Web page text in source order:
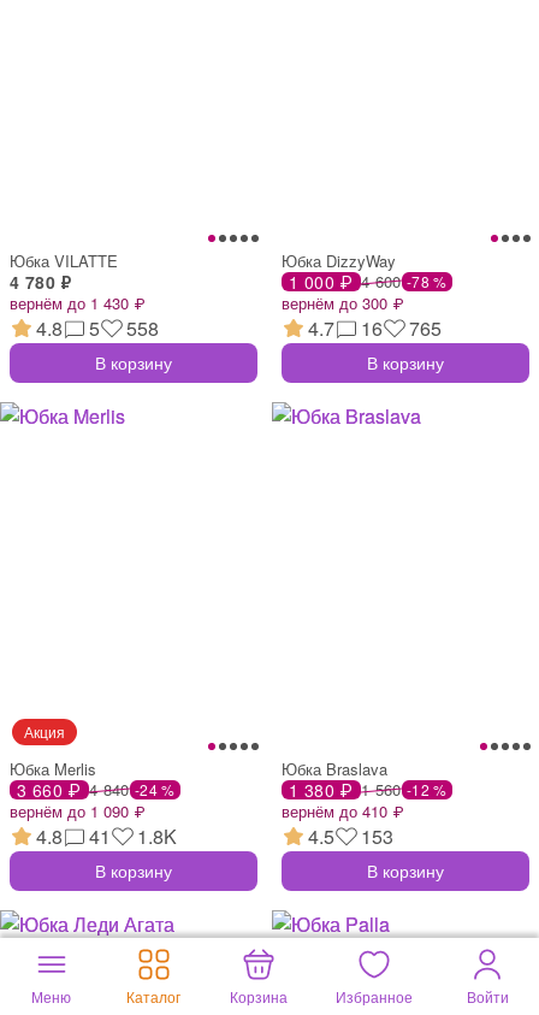
Юбка VILATTE
4 780 ₽
вернём до 1 430 ₽
4.8 5 558
В корзину
Юбка DizzyWay
1 000 ₽ 4 600 -78 %
вернём до 300 ₽
4.7 16 765
В корзину
Юбка Merlis
3 660 ₽ 4 840 -24 %
вернём до 1 090 ₽
4.8 41 1.8K
В корзину
Юбка Braslava
1 380 ₽ 1 560 -12 %
вернём до 410 ₽
4.5 153
В корзину
Меню Каталог Корзина Избранное Войти